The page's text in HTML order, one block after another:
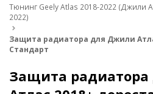
Тюнинг Geely Atlas 2018-2022 (Джили
2022)
Защита радиатора для Джили
Стандарт
Защита